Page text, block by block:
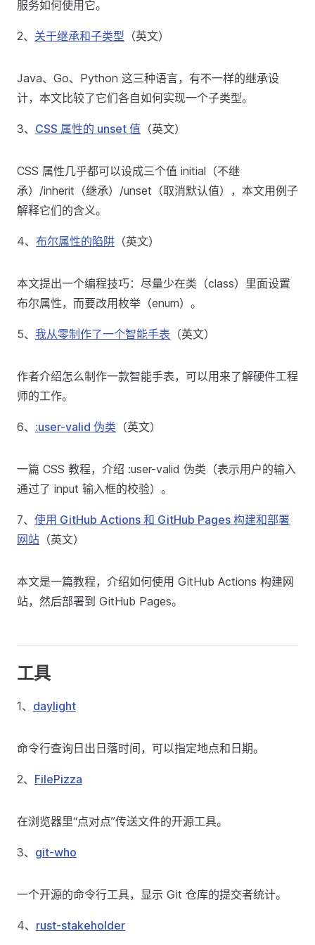
服务如何使用它。
2、 关于继承和子类型 （英文）
Java、Go、Python 这三种语言，有不一样的继承设
计，本文比较了它们各自如何实现一个子类型。
3、 CSS 属性的 unset 值 （英文）
CSS 属性几乎都可以设成三个值 initial（不继
承）/inherit（继承）/unset（取消默认值），本文用例子
解释它们的含义。
4、 布尔属性的陷阱 （英文）
本文提出一个编程技巧：尽量少在类（class）里面设置
布尔属性，而要改用枚举（enum）。
5、 我从零制作了一个智能手表 （英文）
作者介绍怎么制作一款智能手表，可以用来了解硬件工程
师的工作。
6、 :user-valid 伪类 （英文）
一篇 CSS 教程，介绍 :user-valid 伪类（表示用户的输入
通过了 input 输入框的校验）。
7、 使用 GitHub Actions 和 GitHub Pages 构建和部署
网站 （英文）
本文是一篇教程，介绍如何使用 GitHub Actions 构建网
站，然后部署到 GitHub Pages。
工具
1、 daylight
命令行查询日出日落时间，可以指定地点和日期。
2、 FilePizza
在浏览器里“点对点”传送文件的开源工具。
3、 git-who
一个开源的命令行工具，显示 Git 仓库的提交者统计。
4、 rust-stakeholder